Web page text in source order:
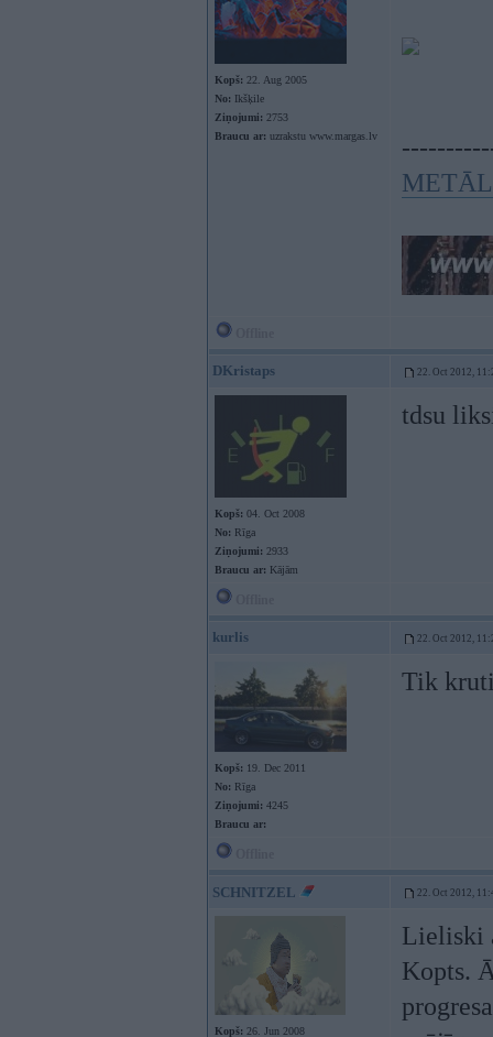
Kopš: 22. Aug 2005
No: Ikšķile
Ziņojumi: 2753
Braucu ar: uzrakstu www.margas.lv
DKristaps 22. Oct 2012,
Kopš: 04. Oct 2008
No: Rīga
Ziņojumi: 2933
Braucu ar: Kājām
tdsu
kurlis 22. Oct 2012,
Kopš: 19. Dec 2011
No: Rīga
Ziņojumi: 4245
Braucu ar:
Tik
SCHNITZEL 22. Oct 2012,
Kopš: 26. Jun 2008
Lieliski
Kopts.